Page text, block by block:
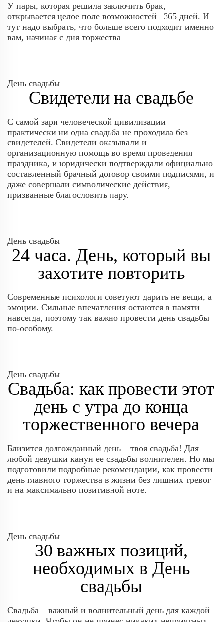
У пары, которая решила заключить брак,
открывается целое поле возможностей –365 дней. И
тут надо выбрать, что больше всего подходит именно
вам, начиная с дня торжества
День свадьбы
Свидетели на свадьбе
С самой зари человеческой цивилизации
практически ни одна свадьба не проходила без
свидетелей. Свидетели оказывали и
организационную помощь во время проведения
праздника, и юридически подтверждали официально
составленный брачный договор своими подписями, и
даже совершали символические действия,
призванные благословить пару.
День свадьбы
24 часа. День, который вы
захотите повторить
Современные психологи советуют дарить не вещи, а
эмоции. Сильные впечатления остаются в памяти
навсегда, поэтому так важно провести день свадьбы
по-особому.
День свадьбы
Свадьба: как провести этот
день с утра до конца
торжественного вечера
Близится долгожданный день – твоя свадьба! Для
любой девушки канун ее свадьбы волнителен. Но мы
подготовили подробные рекомендации, как провести
день главного торжества в жизни без лишних тревог
и на максимально позитивной ноте.
День свадьбы
30 важных позиций,
необходимых в День
свадьбы
Свадьба – важный и волнительный день для каждой